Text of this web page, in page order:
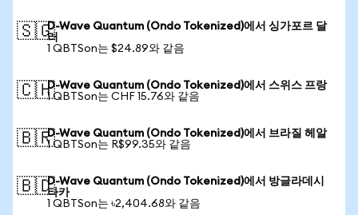
🇸🇬D-Wave Quantum (Ondo Tokenized)에서 싱가포르 달
러
1 QBTSon는 $24.89와 같음
🇨🇭D-Wave Quantum (Ondo Tokenized)에서 스위스 프랑
1 QBTSon는 CHF 15.76와 같음
🇧🇷D-Wave Quantum (Ondo Tokenized)에서 브라질 헤알
1 QBTSon는 R$99.35와 같음
🇧🇩D-Wave Quantum (Ondo Tokenized)에서 방글라데시
타카
1 QBTSon는 ৳2,404.68와 같음